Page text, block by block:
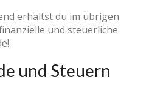
erhältst du im übrigen
und steuerliche
und Steuern